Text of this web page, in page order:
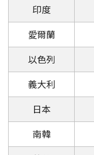
印度
愛爾蘭
以色列
義大利
日本
南韓